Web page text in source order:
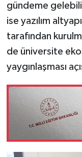
gündeme
ise yazılım
tarafından
de üniversite
yaygınlaşması